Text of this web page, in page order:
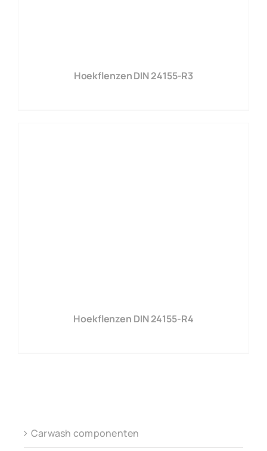
Hoekflenzen DIN 24155-R3
Hoekflenzen DIN 24155-R4
Carwash componenten